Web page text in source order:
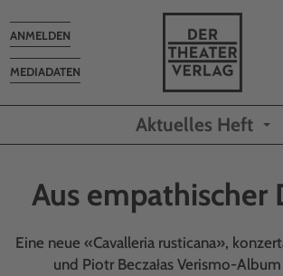
MEDIADATEN
Toggle
navigation
ANMELDEN
Aktuelles Heft
Aus empathischer
Eine neue «Cavalleria rusticana»,
und Piotr Beczałas Verismo-